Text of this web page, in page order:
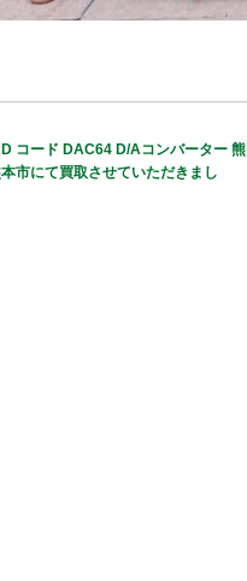
コード DAC64 D/Aコンバーター 熊
市にて買取させていただきまし